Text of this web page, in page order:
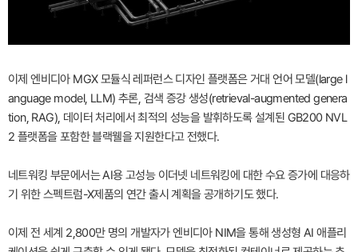
이제 엔비디아 MGX 모듈식 레퍼런스 디자인 플랫폼은 거대 언어 모델(large l
anguage model, LLM) 추론, 검색 증강 생성(retrieval-augmented genera
tion, RAG), 데이터 처리에서 최적의 성능을 발휘하도록 설계된 GB200 NVL
2 플랫폼을 포함한 블랙웰을 지원한다고 전했다.
네트워킹 부문에서는 AI용 고성능 이더넷 네트워킹에 대한 수요 증가에 대응하
기 위한 스펙트럼-X제품의 연간 출시 계획을 공개하기도 했다.
이제 전 세계 2,800만 명의 개발자가 엔비디아 NIM을 통해 생성형 AI 애플리